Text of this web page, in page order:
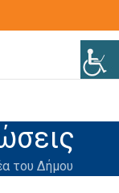
του Δήμου